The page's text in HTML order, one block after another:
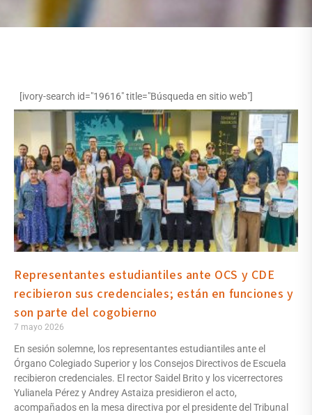
[ivory-search id="19616" title="Búsqueda en sitio web"]
Representantes estudiantiles ante OCS y CDE
recibieron sus credenciales; están en funciones y
son parte del cogobierno
7 mayo 2026
En sesión solemne, los representantes estudiantiles ante el
Órgano Colegiado Superior y los Consejos Directivos de Escuela
recibieron credenciales. El rector Saidel Brito y los vicerrectores
Yulianela Pérez y Andrey Astaiza presidieron el acto,
acompañados en la mesa directiva por el presidente del Tribunal